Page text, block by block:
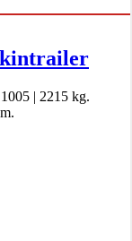
1005 | 2215 kg.